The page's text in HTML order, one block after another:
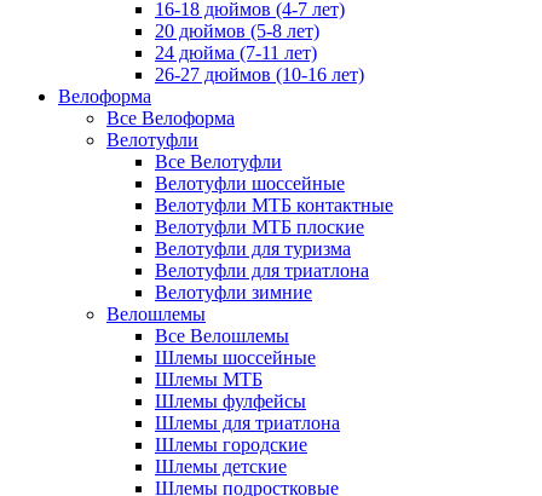
16-18 дюймов (4-7 лет)
20 дюймов (5-8 лет)
24 дюйма (7-11 лет)
26-27 дюймов (10-16 лет)
Велоформа
Все Велоформа
Велотуфли
Все Велотуфли
Велотуфли шоссейные
Велотуфли МТБ контактные
Велотуфли МТБ плоские
Велотуфли для туризма
Велотуфли для триатлона
Велотуфли зимние
Велошлемы
Все Велошлемы
Шлемы шоссейные
Шлемы МТБ
Шлемы фулфейсы
Шлемы для триатлона
Шлемы городские
Шлемы детские
Шлемы подростковые